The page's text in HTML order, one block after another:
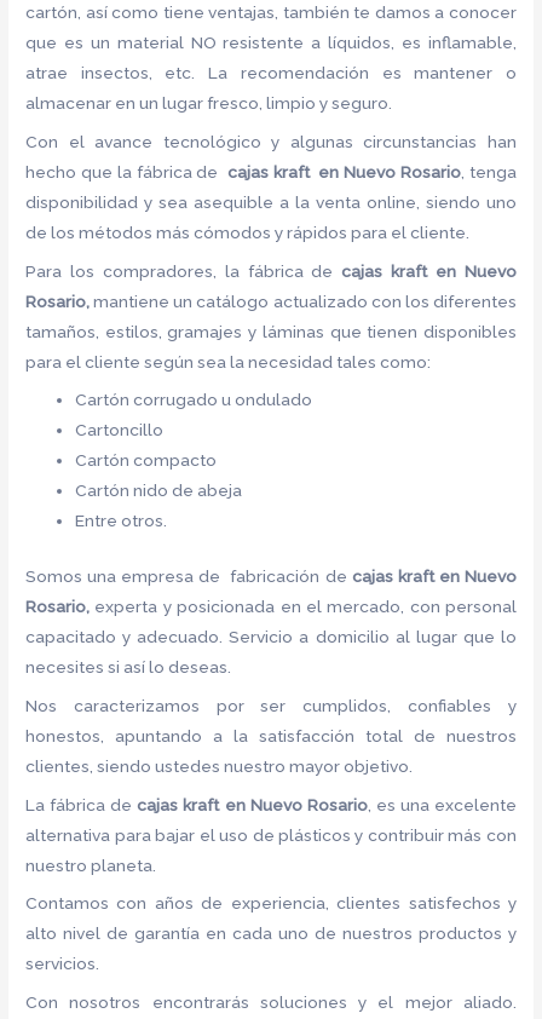
cartón, así como tiene ventajas, también te damos a conocer
que es un material NO resistente a líquidos, es inflamable,
atrae insectos, etc. La recomendación es mantener o
almacenar en un lugar fresco, limpio y seguro.
Con el avance tecnológico y algunas circunstancias han
hecho que la fábrica de cajas kraft en Nuevo Rosario , tenga
disponibilidad y sea asequible a la venta online, siendo uno
de los métodos más cómodos y rápidos para el cliente.
Para los compradores, la fábrica decajas kraft en Nuevo
Rosario,mantiene un catálogo actualizado con los diferentes
tamaños, estilos, gramajes y láminas que tienen disponibles
para el cliente según sea la necesidad tales como:
Cartón corrugado u ondulado
Cartoncillo
Cartón compacto
Cartón nido de abeja
Entre otros.
Somos una empresa de fabricación de cajas kraft en Nuevo
Rosario, experta y posicionada en el mercado, con personal
capacitado y adecuado. Servicio a domicilio al lugar que lo
necesites si así lo deseas.
Nos caracterizamos por ser cumplidos, confiables y
honestos, apuntando a la satisfacción total de nuestros
clientes, siendo ustedes nuestro mayor objetivo.
La fábrica decajas kraft en Nuevo Rosario, es una excelente
alternativa para bajar el uso de plásticos y contribuir más con
nuestro planeta.
Contamos con años de experiencia, clientes satisfechos y
alto nivel de garantía en cada uno de nuestros productos y
servicios.
Con nosotros encontrarás soluciones y el mejor aliado.